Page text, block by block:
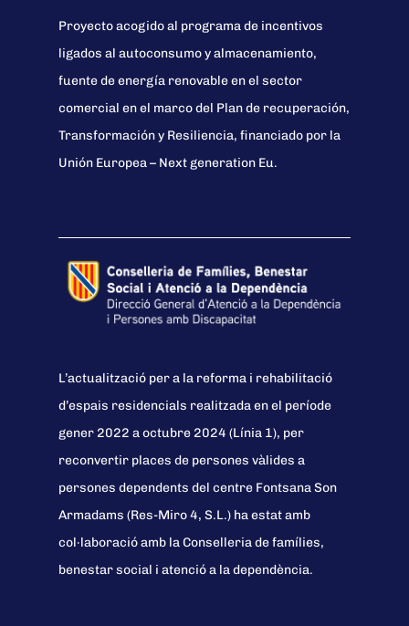
Proyecto acogido al programa de incentivos
ligados al autoconsumo y almacenamiento,
fuente de energía renovable en el sector
comercial en el marco del Plan de recuperación,
Transformación y Resiliencia, financiado por la
Unión Europea – Next generation Eu.
L’actualització per a la reforma i rehabilitació
d’espais residencials realitzada en el període
gener 2022 a octubre 2024 (Línia 1), per
reconvertir places de persones vàlides a
persones dependents del centre Fontsana Son
Armadams (Res-Miro 4, S.L.) ha estat amb
col·laboració amb la Conselleria de famílies,
benestar social i atenció a la dependència.